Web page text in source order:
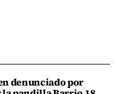
denunciado por